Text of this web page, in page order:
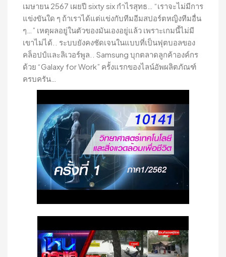
เมษายน 2567 เผยปี sixty six กำไรสุทธ… “เราจะไม่มีการ
แข่งขันใด ๆ ถ้าเราได้แต่แข่งกับทีมอีมสปอร์ตหญิงทีมอื่น
ๆ…” เหตุผลอยู่ในตัวของมันเองอยู่แล้ว เพราะเกมนี้ไม่มี
เขาไม่ได้.. ระบบยังคงชัดเจนในแบบที่เป็นฟุตบอลของ
คล็อปป์และลิเวอร์พูล.. Samsung บุกตลาดลูกค้าองค์กร
ด้วย “Galaxy for Work” ครั้งแรกของไลน์อัพผลิตภัณฑ์
ครบครัน…